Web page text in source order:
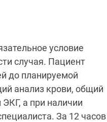
условие
случая. Пациент
до планируемой
анализ крови, общий
а при наличии
За 12